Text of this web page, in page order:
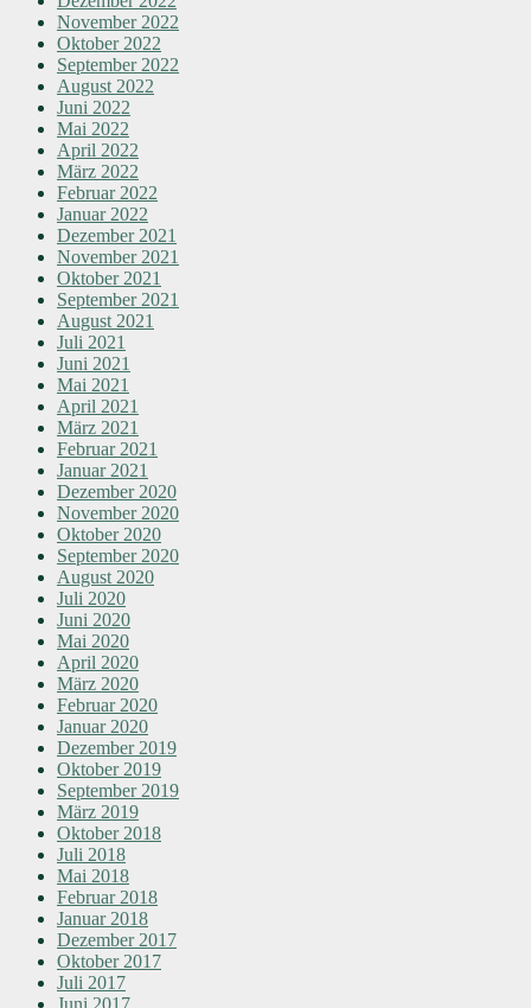
November 2022
Oktober 2022
September 2022
August 2022
Juni 2022
Mai 2022
April 2022
März 2022
Februar 2022
Januar 2022
Dezember 2021
November 2021
Oktober 2021
September 2021
August 2021
Juli 2021
Juni 2021
Mai 2021
April 2021
März 2021
Februar 2021
Januar 2021
Dezember 2020
November 2020
Oktober 2020
September 2020
August 2020
Juli 2020
Juni 2020
Mai 2020
April 2020
März 2020
Februar 2020
Januar 2020
Dezember 2019
Oktober 2019
September 2019
März 2019
Oktober 2018
Juli 2018
Mai 2018
Februar 2018
Januar 2018
Dezember 2017
Oktober 2017
Juli 2017